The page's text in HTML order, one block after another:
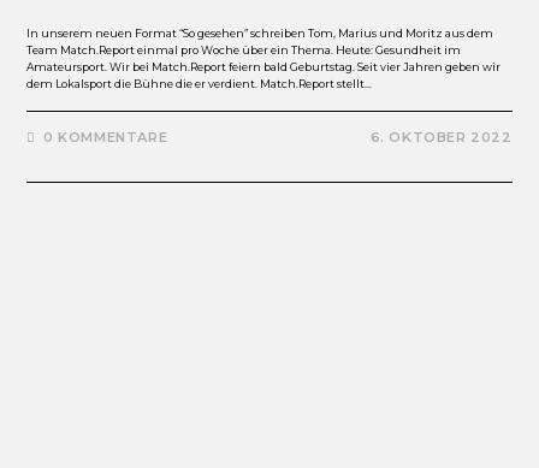
In unserem neuen Format “So gesehen” schreiben Tom, Marius und Moritz aus dem
Team Match.Report einmal pro Woche über ein Thema. Heute: Gesundheit im
Amateursport. Wir bei Match.Report feiern bald Geburtstag. Seit vier Jahren geben wir
dem Lokalsport die Bühne die er verdient. Match.Report stellt…
0 KOMMENTARE 6. OKTOBER 2022